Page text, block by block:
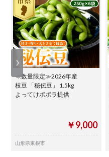
≪数量限定≫2026年産
枝豆 「秘伝豆」 1.5kg
よってけポポラ提供
￥9,000
山形県東根市